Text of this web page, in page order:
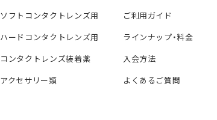
ソフトコンタクトレンズ用
ハードコンタクトレンズ用
コンタクトレンズ装着薬
アクセサリー類
ご利用ガイド
ラインナップ・料金
入会方法
よくあるご質問